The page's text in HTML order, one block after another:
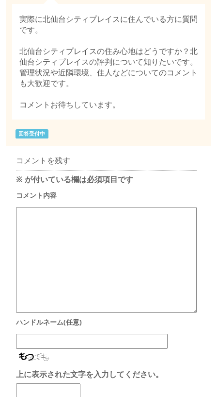
実際に北仙台シティプレイスに住んでいる方に質問
です。
北仙台シティプレイスの住み心地はどうですか？北
仙台シティプレイスの評判について知りたいです。
管理状況や近隣環境、住人などについてのコメント
も大歓迎です。
コメントお待ちしています。
回答受付中
コメントを残す
※ が付いている欄は必須項目です
上に表示された文字を入力してください。